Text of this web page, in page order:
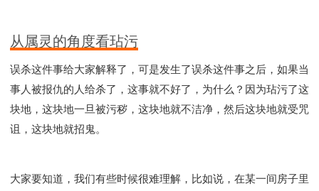
从属灵的角度看玷污
误杀这件事给大家解释了，可是发生了误杀这件事之后，如果当
事人被报仇的人给杀了，这事就不好了，为什么？因为玷污了这
块地，这块地一旦被污秽，这块地就不洁净，然后这块地就受咒
诅，这块地就招鬼。
大家要知道，我们有些时候很难理解，比如说，在某一间房子里